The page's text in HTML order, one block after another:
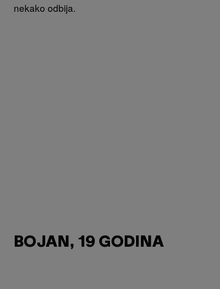
nekako odbija.
BOJAN, 19 GODINA